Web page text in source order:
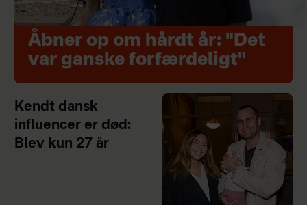
Åbner op om hårdt år: "Det
var ganske forfærdeligt"
Kendt dansk
influencer er død:
Blev kun 27 år